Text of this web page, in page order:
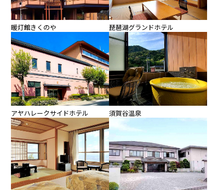
暖灯館きくのや 琵琶湖グランドホテル
アヤハレークサイドホテル 須賀谷温泉